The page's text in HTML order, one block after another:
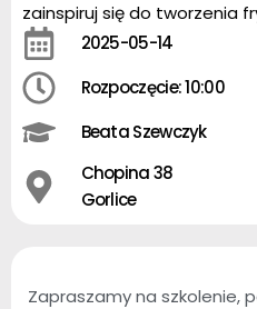
zainspiruj się do tworzenia
2025-05-14
Rozpoczęcie: 10:00
Beata Szewczyk
Chopina 38
Gorlice
Zapraszamy na szkolenie,